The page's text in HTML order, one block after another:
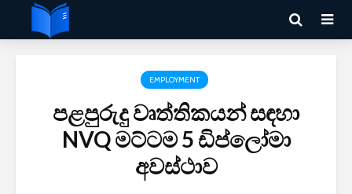
EMPLOYMENT
පළපුරුදු වෘත්තිකයන් සඳහා
NVQ මට්ටම 5 ඩිප්ලෝමා
අවස්ථාව